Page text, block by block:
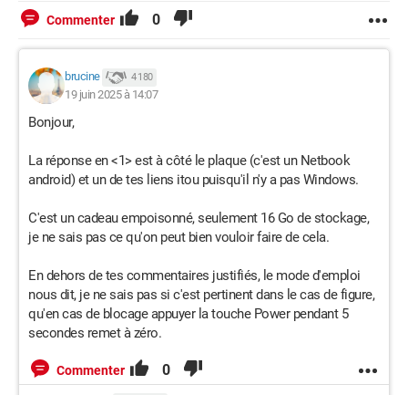
Commenter 0
brucine 4 180
19 juin 2025 à 14:07
Bonjour,
La réponse en <1> est à côté le plaque (c'est un Netbook
android) et un de tes liens itou puisqu'il n'y a pas Windows.
C'est un cadeau empoisonné, seulement 16 Go de stockage,
je ne sais pas ce qu'on peut bien vouloir faire de cela.
En dehors de tes commentaires justifiés, le mode d'emploi
nous dit, je ne sais pas si c'est pertinent dans le cas de figure,
qu'en cas de blocage appuyer la touche Power pendant 5
secondes remet à zéro.
Commenter 0